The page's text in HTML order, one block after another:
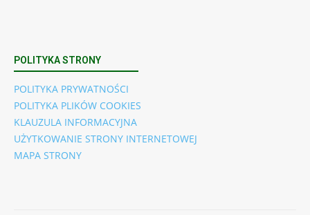
POLITYKA STRONY
POLITYKA PRYWATNOŚCI
POLITYKA PLIKÓW COOKIES
KLAUZULA INFORMACYJNA
UŻYTKOWANIE STRONY INTERNETOWEJ
MAPA STRONY